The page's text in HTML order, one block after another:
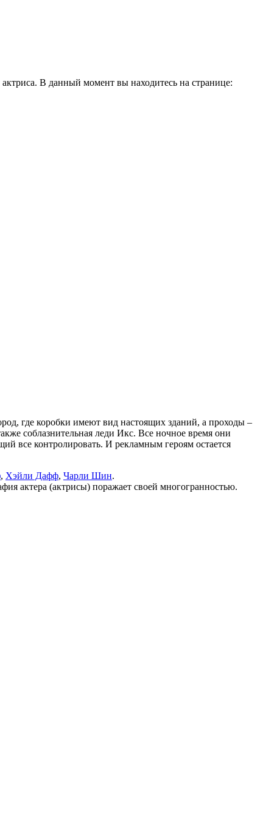
В данный момент вы находитесь на странице:
где коробки имеют вид настоящих зданий, а проходы –
соблазнительная леди Икс. Все ночное время они
все контролировать. И рекламным героям остается
, Хэйли Дафф, Чарли Шин.
актера (актрисы) поражает своей многогранностью.